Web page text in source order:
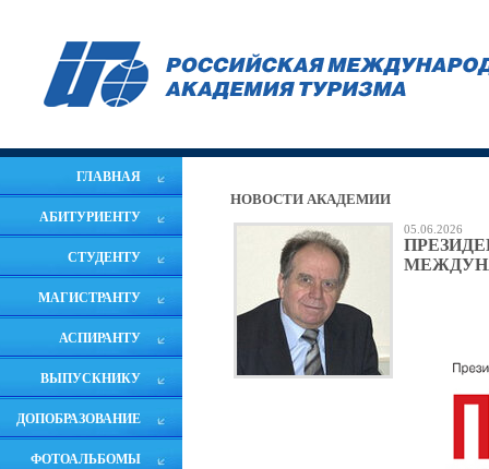
ГЛАВНАЯ
АБИТУРИЕНТУ
СТУДЕНТУ
МАГИСТРАНТУ
АСПИРАНТУ
ВЫПУСКНИКУ
ДОПОБРАЗОВАНИЕ
ФОТОАЛЬБОМЫ
НОВОСТИ АКАДЕМИИ
05.06.2026